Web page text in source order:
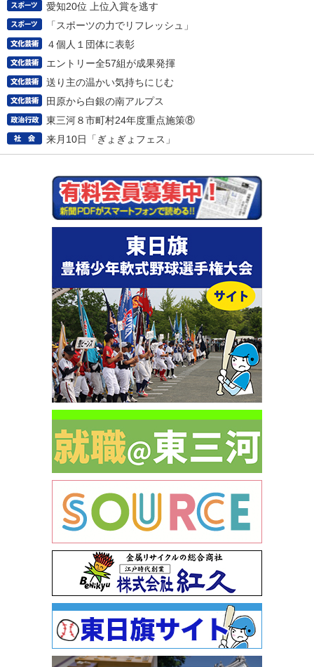
愛知20位 上位入賞を逃す
「スポーツの力でリフレッシュ」
４個人１団体に表彰
エントリー全57組が成果発揮
送り主の温かい気持ちにじむ
田原から白銀の南アルプス
東三河８市町村24年度重点施策⑧
来月10日「ぎょぎょフェス」